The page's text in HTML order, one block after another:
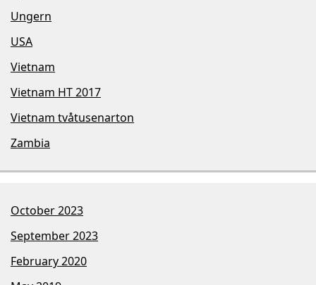
Ungern
USA
Vietnam
Vietnam HT 2017
Vietnam tvåtusenarton
Zambia
October 2023
September 2023
February 2020